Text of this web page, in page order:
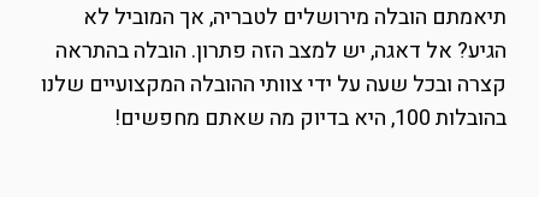
תיאמתם הובלה מירושלים לטבריה, אך המוביל לא
הגיע? אל דאגה, יש למצב הזה פתרון. הובלה בהתראה
קצרה ובכל שעה על ידי צוותי ההובלה המקצועיים שלנו
בהובלות 100, היא בדיוק מה שאתם מחפשים!